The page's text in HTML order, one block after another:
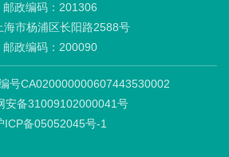
邮政编码：201306
海市杨浦区长阳路2588号
邮政编码：200090
号CA020000000607443530002
安备31009102000041号
ICP备05052045号-1